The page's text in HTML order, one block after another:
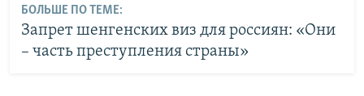
БОЛЬШЕ ПО ТЕМЕ:
Запрет шенгенских виз для россиян: «Они
– часть преступления страны»